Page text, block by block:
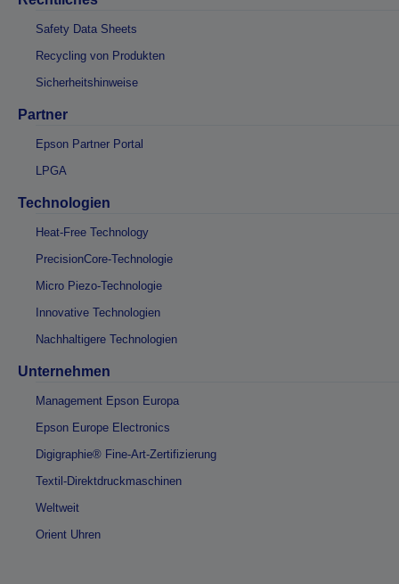
Safety Data Sheets
Recycling von Produkten
Sicherheitshinweise
Partner
Epson Partner Portal
LPGA
Technologien
Heat-Free Technology
PrecisionCore-Technologie
Micro Piezo-Technologie
Innovative Technologien
Nachhaltigere Technologien
Unternehmen
Management Epson Europa
Epson Europe Electronics
Digigraphie® Fine-Art-Zertifizierung
Textil-Direktdruckmaschinen
Weltweit
Orient Uhren